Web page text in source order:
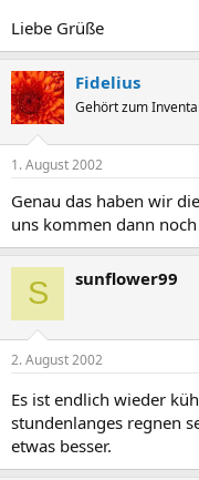
Liebe Grüße
Fidelius
Gehört zum
1. August 2002
Genau das haben wir
uns kommen dann
S sunflower99
2. August 2002
Es ist endlich wieder
stundenlanges regnen
etwas besser.